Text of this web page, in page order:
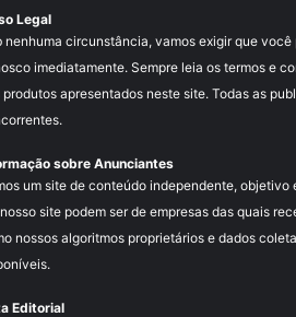
Legal
nenhuma circunstância, vamos exigir que
imediatamente. Sempre leia os termos e
produtos apresentados neste site. Todas as
sobre Anunciantes
um site de conteúdo independente,
site podem ser de empresas das quais
nossos algoritmos proprietários e dados
Editorial